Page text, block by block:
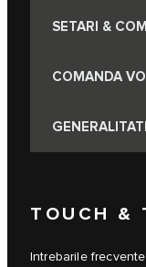
SETARI &
COMANDA
GENERALITATI
TOUCH &
Intrebarile